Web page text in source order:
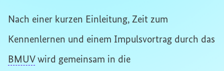
Nach einer kurzen Einleitung, Zeit zum
Kennenlernen und einem Impulsvortrag durch das
BMUVwird gemeinsam in die